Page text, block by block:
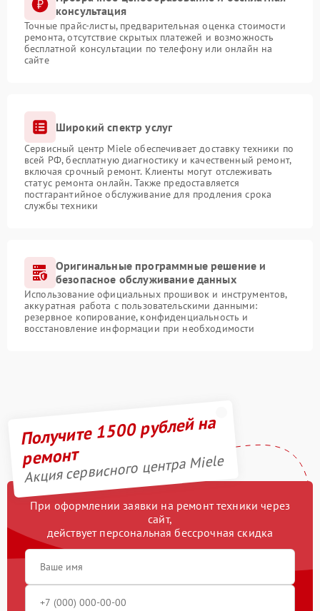
консультация
Точные прайс-листы, предварительная оценка стоимости
ремонта, отсутствие скрытых платежей и возможность
бесплатной консультации по телефону или онлайн на
сайте
Широкий спектр услуг
Сервисный центр Miele обеспечивает доставку техники по
всей РФ, бесплатную диагностику и качественный ремонт,
включая срочный ремонт. Клиенты могут отслеживать
статус ремонта онлайн. Также предоставляется
постгарантийное обслуживание для продления срока
службы техники
Оригинальные программные решение и
безопасное обслуживание данных
Использование официальных прошивок и инструментов,
аккуратная работа с пользовательскими данными:
резервное копирование, конфиденциальность и
восстановление информации при необходимости
Получите 1500 рублей на
ремонт
Акция сервисного центра Miele
При оформлении заявки на ремонт техники через
сайт,
действует персональная бессрочная скидка